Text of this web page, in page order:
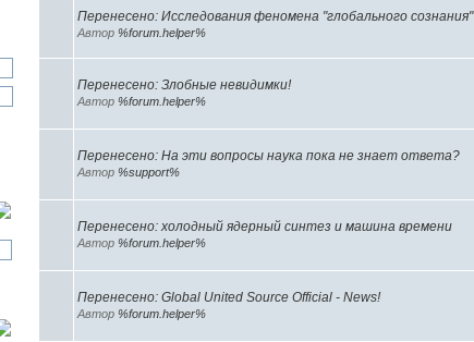
Перенесено: Исследования феномена "глобального сознания"
Автор %forum.helper%
Перенесено: Злобные невидимки!
Автор %forum.helper%
Перенесено: На эти вопросы наука пока не знает ответа?
Автор %support%
Перенесено: холодный ядерный синтез и машина времени
Автор %forum.helper%
Перенесено: Global United Source Official - News!
Автор %forum.helper%